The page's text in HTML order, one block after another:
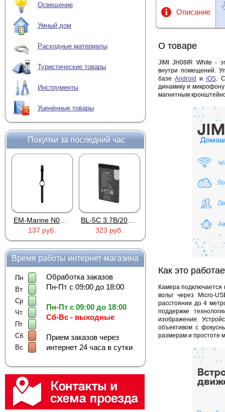
Освещение
Умный дом
Расходные материалы
Туристические товары
Инструменты
Уценённые товары
Покупки за последний час
EM-Marine N006BB
BL-5C 3.7В/2000мАч
323 руб.
6 137 руб.
HOCO S28 Dawn White
922 руб.
Время работы интернет-магазина
Пн
Вт
Ср
Чт
Пт
Сб
Вс
Обработка заказов
Пн-Пт с 09:00 до 18:00
Пн-Пт с 09:00 до 18:00
Сб-Вс - выходные
Прием заказов через
интернет 24 часа в сутки
Описание
О товаре
JIMI JH08IR White -
внутри помещений.
базеAndroid иiOS.
динамику и
магнитным
Как это
Камера подключается
вольт через Micro-
расстоянии до 4
поддержке
изображение.
объективом с
размерам и простоте